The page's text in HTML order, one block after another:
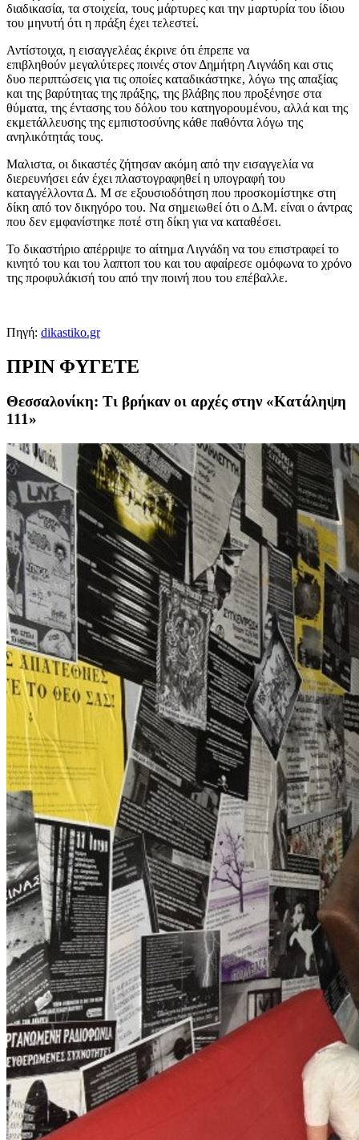
διαδικασία, τα στοιχεία, τους μάρτυρες και την μαρτυρία του ίδιου
του μηνυτή ότι η πράξη έχει τελεστεί.
Αντίστοιχα, η εισαγγελέας έκρινε ότι έπρεπε να
επιβληθούν μεγαλύτερες ποινές στον Δημήτρη Λιγνάδη και στις
δυο περιπτώσεις για τις οποίες καταδικάστηκε, λόγω της απαξίας
και της βαρύτητας της πράξης, της βλάβης που προξένησε στα
θύματα, της έντασης του δόλου του κατηγορουμένου, αλλά και της
εκμετάλλευσης της εμπιστοσύνης κάθε παθόντα λόγω της
ανηλικότητάς τους.
Μαλιστα, οι δικαστές ζήτησαν ακόμη από την εισαγγελία να
διερευνήσει εάν έχει πλαστογραφηθεί η υπογραφή του
καταγγέλλοντα Δ. Μ σε εξουσιοδότηση που προσκομίστηκε στη
δίκη από τον δικηγόρο του. Να σημειωθεί ότι ο Δ.Μ. είναι ο άντρας
που δεν εμφανίστηκε ποτέ στη δίκη για να καταθέσει.
Το δικαστήριο απέρριψε το αίτημα Λιγνάδη να του επιστραφεί το
κινητό του και του λαπτοπ του και του αφαίρεσε ομόφωνα το χρόνο
της προφυλάκισή του από την ποινή που του επέβαλλε.
Πηγή: dikastiko.gr
ΠΡΙΝ ΦΥΓΕΤΕ
Θεσσαλονίκη: Τι βρήκαν οι αρχές στην «Κατάληψη
111»